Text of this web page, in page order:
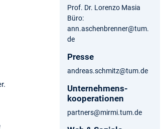
Prof. Dr. Lorenzo Masia
Büro:
ann.aschenbrenner@tum.
de
Presse
andreas.schmitz@tum.de
Unternehmens-
kooperationen
partners@mirmi.tum.de